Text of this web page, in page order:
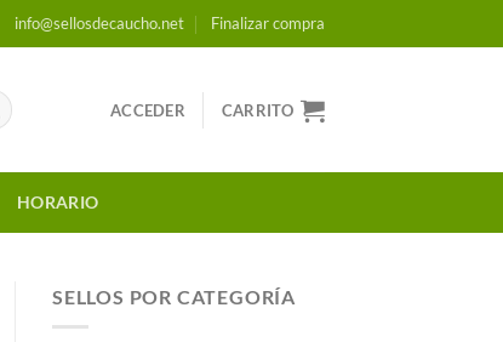
info@sellosdecaucho.net Finalizar compra
ACCEDER CARRITO
HORARIO
SELLOS POR CATEGORÍA